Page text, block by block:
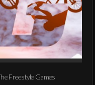
Freestyle Games